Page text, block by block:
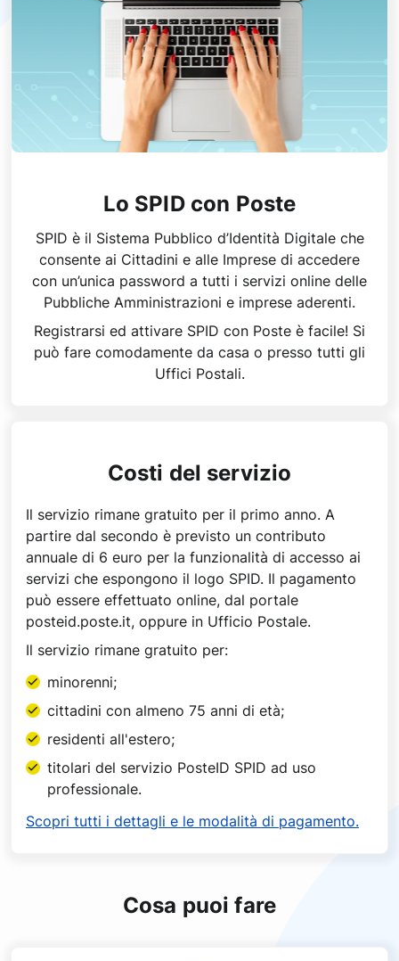
Lo SPID con Poste
SPID è il Sistema Pubblico d’Identità Digitale che
consente ai Cittadini e alle Imprese di accedere
con un’unica password a tutti i servizi online delle
Pubbliche Amministrazioni e imprese aderenti.
Registrarsi ed attivare SPID con Poste è facile! Si
può fare comodamente da casa o presso tutti gli
Uffici Postali.
Costi del servizio
Il servizio rimane gratuito per il primo anno. A
partire dal secondo è previsto un contributo
annuale di 6 euro per la funzionalità di accesso ai
servizi che espongono il logo SPID. Il pagamento
può essere effettuato online, dal portale
posteid.poste.it, oppure in Ufficio Postale.
Il servizio rimane gratuito per:
minorenni;
cittadini con almeno 75 anni di età;
residenti all'estero;
titolari del servizio PosteID SPID ad uso
professionale.
Scopri tutti i dettagli e le modalità di pagamento.
Cosa puoi fare